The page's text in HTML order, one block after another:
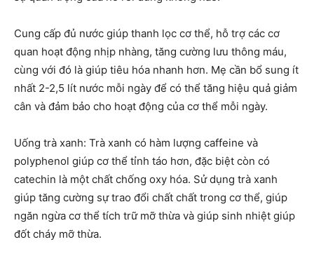
Cung cấp đủ nước giúp thanh lọc cơ thể, hỗ trợ các cơ
quan hoạt động nhịp nhàng, tăng cường lưu thông máu,
cùng với đó là giúp tiêu hóa nhanh hơn. Mẹ cần bổ sung ít
nhất 2-2,5 lít nước mỗi ngày để có thể tăng hiệu quả giảm
cân và đảm bảo cho hoạt động của cơ thể mỗi ngày.
Uống trà xanh: Trà xanh có hàm lượng caffeine và
polyphenol giúp cơ thể tỉnh táo hơn, đặc biệt còn có
catechin là một chất chống oxy hóa. Sử dụng trà xanh
giúp tăng cường sự trao đổi chất chất trong cơ thể, giúp
ngăn ngừa cơ thể tích trữ mỡ thừa và giúp sinh nhiệt giúp
đốt cháy mỡ thừa.